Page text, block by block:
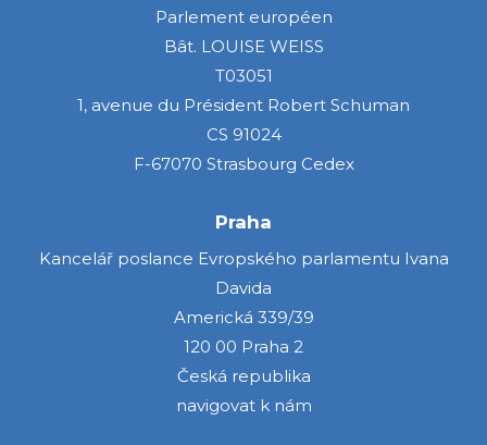
Parlement européen
Bât. LOUISE WEISS
T03051
1, avenue du Président Robert Schuman
CS 91024
F-67070 Strasbourg Cedex
Praha
Kancelář poslance Evropského parlamentu Ivana
Davida
Americká 339/39
120 00 Praha 2
Česká republika
navigovat k nám